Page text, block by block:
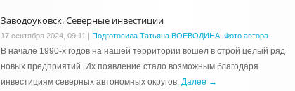
Заводоуковск. Северные инвестиции
17 сентября 2024, 09:11 | Подготовила Татьяна ВОЕВОДИНА. Фото автора
В начале 1990-х годов на нашей территории вошёл в строй целый ряд
новых предприятий. Их появление стало возможным благодаря
инвестициям северных автономных округов. Далее →